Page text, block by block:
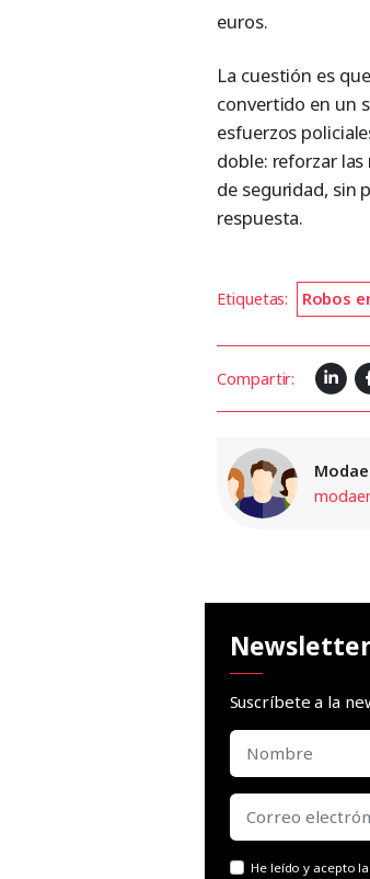
euros.
La cuestión es
convertido en un
esfuerzos
doble: reforzar
de seguridad, sin
respuesta.
Etiquetas: Robos
Compartir:
Newsletter
Suscríbete a la
He leído y acepto